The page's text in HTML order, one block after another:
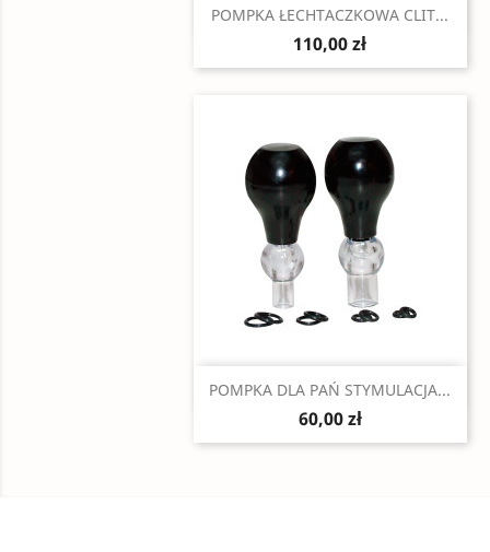
Szybki podgląd
POMPKA ŁECHTACZKOWA CLIT...
110,00 zł
Szybki podgląd
POMPKA DLA PAŃ STYMULACJA...
60,00 zł